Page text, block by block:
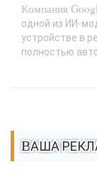
Компания
одной из ИИ-
устройстве в
полностью
ВАША